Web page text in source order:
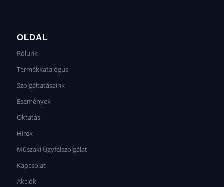
OLDAL
Rólunk
Termékkatalógus
Szolgáltatásaink
Események
Oktatás
Hírek
Műszaki Ügyfélszolgálat
Kapcsolat
Akciók